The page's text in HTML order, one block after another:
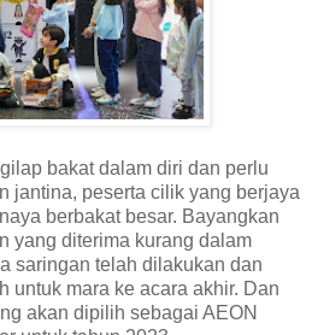
bakat dalam diri dan perlu
jantina, peserta cilik yang berjaya
berbakat besar. Bayangkan
yang diterima kurang dalam
saringan telah dilakukan dan
untuk mara ke acara akhir. Dan
akan dipilih sebagai AEON